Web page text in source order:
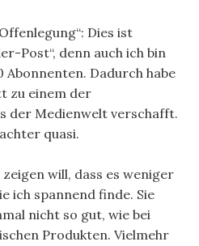
Dies ist
Post“, denn auch ich bin
Dadurch habe
zu einem der
der Medienwelt verschafft.
quasi.
will, dass es weniger
ich spannend finde. Sie
nicht so gut, wie bei
Produkten. Vielmehr